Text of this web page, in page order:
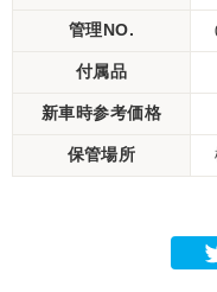
管理NO.
付属品
新車時参考価格
保管場所